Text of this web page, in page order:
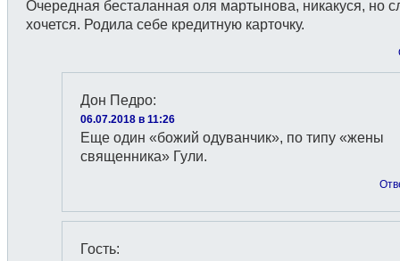
Очередная бесталанная оля мартынова, никакуся, но
хочется. Родила себе кредитную карточку.
Дон Педро:
06.07.2018 в 11:26
Еще один «божий одуванчик», по типу «жены
священника» Гули.
Гость: